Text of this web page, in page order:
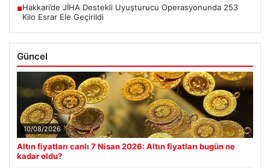
■Hakkari’de JİHA Destekli Uyuşturucu Operasyonunda 253
Kilo Esrar Ele Geçirildi
Güncel
10/08/2026
Altın fiyatları canlı 7 Nisan 2026: Altın fiyatları bugün ne
kadar oldu?